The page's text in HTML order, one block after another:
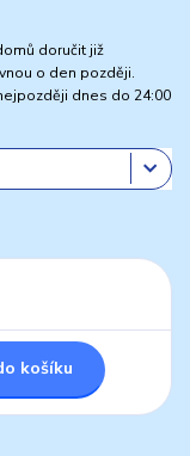
doručit již
o den později.
dnes do 24:00
košíku